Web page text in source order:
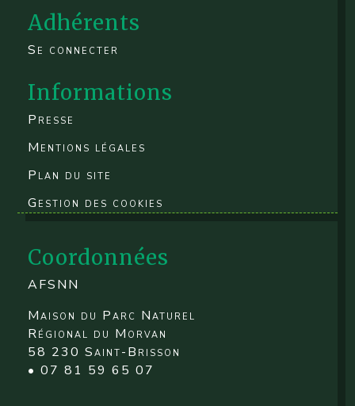
Adhérents
Se connecter
Informations
Presse
Mentions légales
Plan du site
Gestion des cookies
Coordonnées
AFSNN
Maison du Parc Naturel
Régional du Morvan
58 230 Saint-Brisson
• 07 81 59 65 07